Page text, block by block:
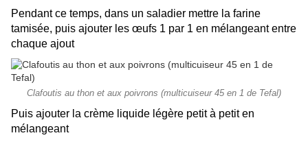
Pendant ce temps, dans un saladier mettre la farine
tamisée, puis ajouter les œufs 1 par 1 en mélangeant entre
chaque ajout
Clafoutis au thon et aux poivrons (multicuiseur 45 en 1 de Tefal)
Puis ajouter la crème liquide légère petit à petit en
mélangeant